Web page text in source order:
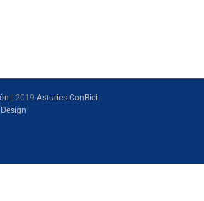
| 2019 Asturies ConBici